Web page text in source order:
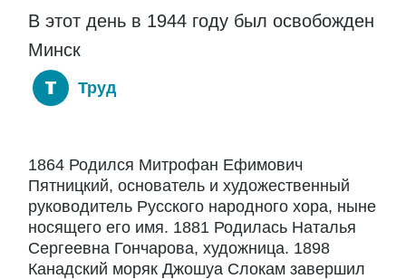
В этот день в 1944 году был освобожден
Минск
Труд
1864 Родился Митрофан Ефимович
Пятницкий, основатель и художественный
руководитель Русского народного хора, ныне
носящего его имя. 1881 Родилась Наталья
Сергеевна Гончарова, художница. 1898
Канадский моряк Джошуа Слокам завершил